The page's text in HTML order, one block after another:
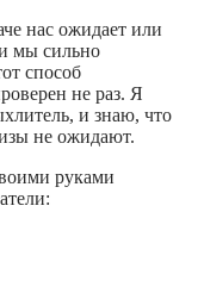
нас ожидает или
мы сильно
способ
не раз. Я
и знаю, что
не ожидают.